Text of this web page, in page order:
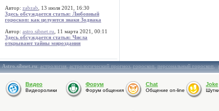
Автор: zabzab , 13 июля 2021, 16:30
Здесь обсуждается статья: Любовный
гороскоп: как целуются знаки Зодиака
Автор: astro.sibnet.ru , 11 марта 2021, 00:11
Здесь обсуждается статья: Числа
открывают тайны мироздания
Astro.sibnet.ru:астрология,астрологический прогноз,гороскоп,персональный гороскоп,
Видео
Видеоролики
Форум
Форум общения
Chat
Общение on-line
Joke